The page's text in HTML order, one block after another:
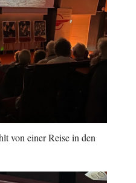
von einer Reise in den